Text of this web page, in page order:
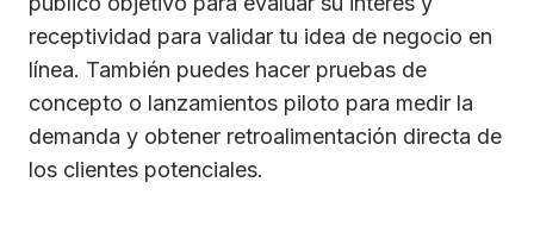
receptividad para validar tu idea de negocio en
línea. También puedes hacer pruebas de
concepto o lanzamientos piloto para medir la
demanda y obtener retroalimentación directa de
los clientes potenciales.